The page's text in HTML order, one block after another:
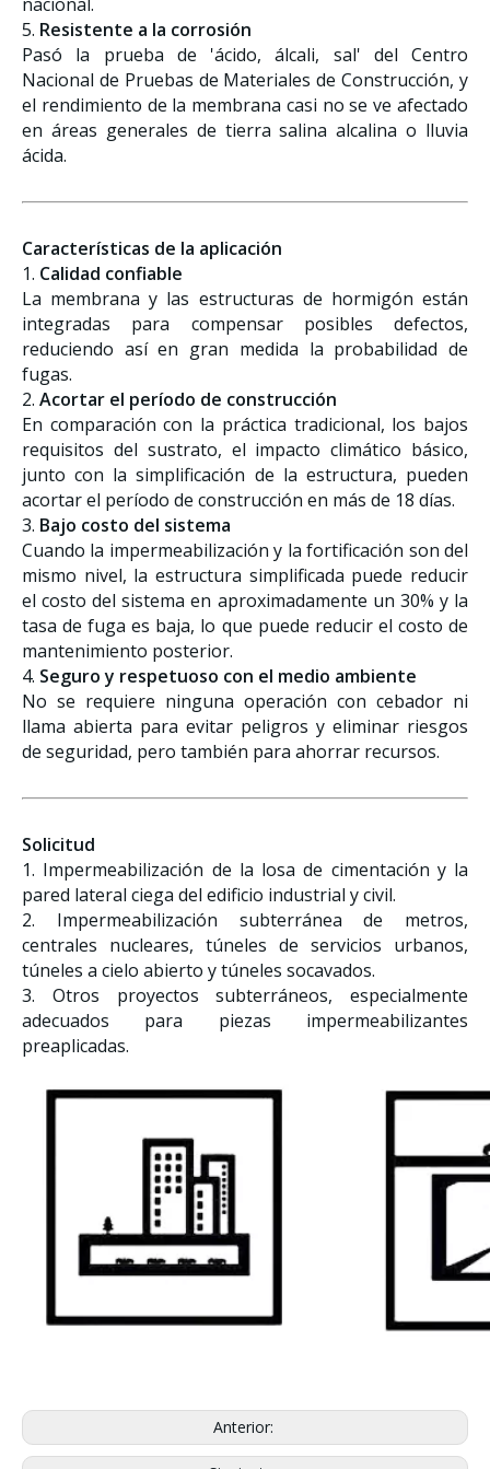
5. Resistente a la corrosión
Pasó la prueba de 'ácido, álcali, sal' del Centro
Nacional de Pruebas de Materiales de Construcción, y
el rendimiento de la membrana casi no se ve afectado
en áreas generales de tierra salina alcalina o lluvia
ácida.
Características de la aplicación
1. Calidad confiable
La membrana y las estructuras de hormigón están
integradas para compensar posibles defectos,
reduciendo así en gran medida la probabilidad de
fugas.
2. Acortar el período de construcción
En comparación con la práctica tradicional, los bajos
requisitos del sustrato, el impacto climático básico,
junto con la simplificación de la estructura, pueden
acortar el período de construcción en más de 18 días.
3. Bajo costo del sistema
Cuando la impermeabilización y la fortificación son del
mismo nivel, la estructura simplificada puede reducir
el costo del sistema en aproximadamente un 30% y la
tasa de fuga es baja, lo que puede reducir el costo de
mantenimiento posterior.
4. Seguro y respetuoso con el medio ambiente
No se requiere ninguna operación con cebador ni
llama abierta para evitar peligros y eliminar riesgos
de seguridad, pero también para ahorrar recursos.
Solicitud
1. Impermeabilización de la losa de cimentación y la
pared lateral ciega del edificio industrial y civil.
2. Impermeabilización subterránea de metros,
centrales nucleares, túneles de servicios urbanos,
túneles a cielo abierto y túneles socavados.
3. Otros proyectos subterráneos, especialmente
adecuados para piezas impermeabilizantes
preaplicadas.
Anterior: